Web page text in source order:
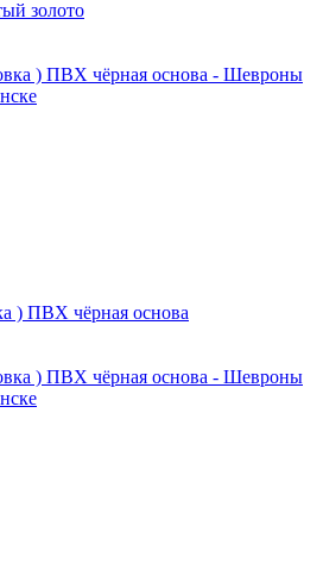
золото
) ПВХ чёрная основа